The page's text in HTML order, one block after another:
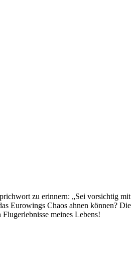
zu erinnern: „Sei vorsichtig mit
Eurowings Chaos ahnen können? Die
meines Lebens!